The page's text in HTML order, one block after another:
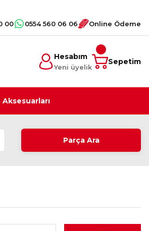
00 0554 560 06 06 Online Ödeme
Hesabım
Yeni üyelik
Sepetim
Aksesuarları
Parça Ara